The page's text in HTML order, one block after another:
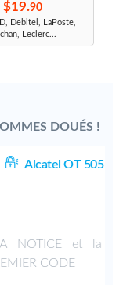
$19.90
Debitel, LaPoste,
Leclerc...
DOUÉS !
Alcatel OT 505
NOTICE et la
CODE